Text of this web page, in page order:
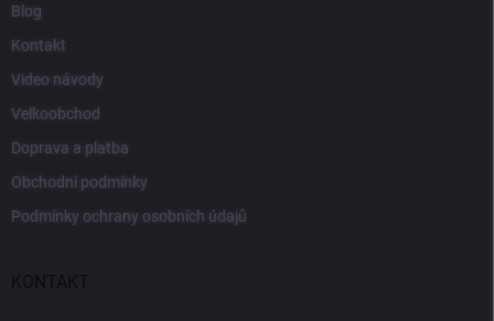
Blog
Kontakt
Video návody
Velkoobchod
Doprava a platba
Obchodní podmínky
Podmínky ochrany osobních údajů